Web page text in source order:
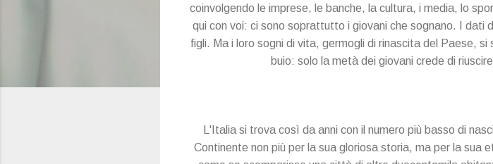
coinvolgendo le imprese, le banche, la cultura, i media, lo
qui con voi: ci sono soprattutto i giovani che sognano. I dati
figli. Ma i loro sogni di vita, germogli di rinascita del Paese,
buio: solo la metà dei giovani crede di
L'Italia si trova così da anni con il numero più basso di
Continente non più per la sua gloriosa storia, ma per la